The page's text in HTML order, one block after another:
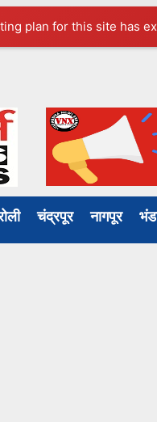
plan for this site has
चंद्रपूर नागपूर